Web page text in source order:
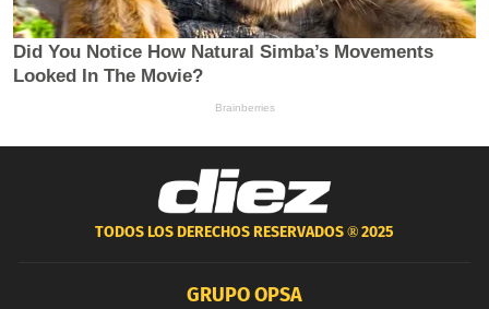
TODOS LOS DERECHOS RESERVADOS ®2025
GRUPO OPSA